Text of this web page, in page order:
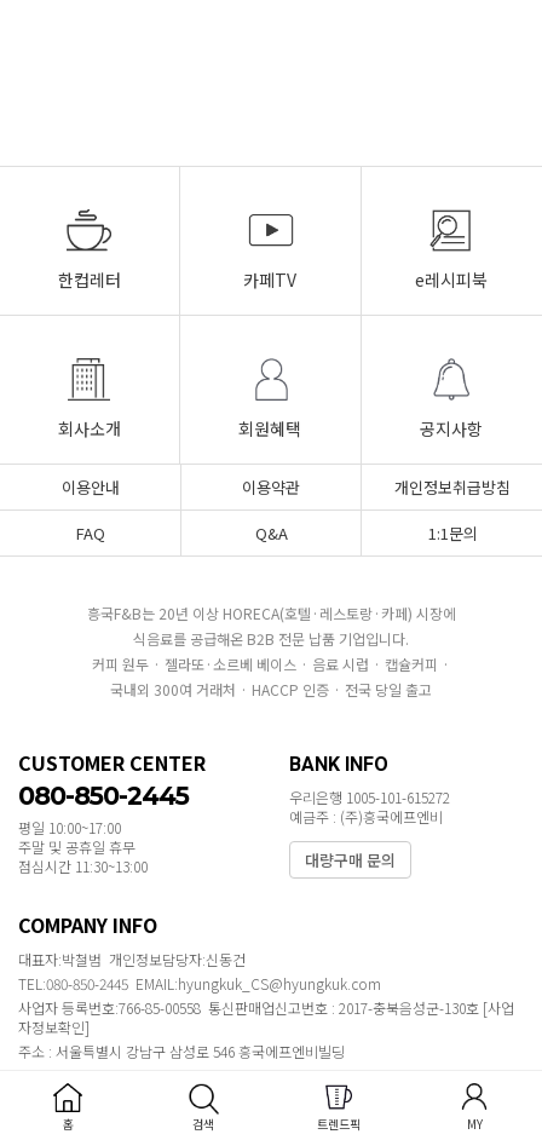
한컵레터 카페TV e레시피북
회사소개 회원혜택 공지사항
이용안내 이용약관
개인정보취급방침
FAQ
Q&A 1:1문의
흥국F&B는 20년 이상 HORECA(호텔·레스토랑·카페) 시장에
식음료를 공급해온 B2B 전문 납품 기업입니다.
커피 원두 · 젤라또·소르베 베이스 · 음료 시럽 · 캡슐커피 ·
국내외 300여 거래처 · HACCP 인증 · 전국 당일 출고
CUSTOMER CENTER
080-850-2445
평일 10:00~17:00
주말 및 공휴일 휴무
점심시간 11:30~13:00
BANK INFO
우리은행 1005-101-615272
예금주 : (주)흥국에프엔비
대량구매 문의
COMPANY INFO
대표자:박철범 개인정보담당자:신동건
TEL:080-850-2445 EMAIL:hyungkuk_CS@hyungkuk.com
사업자 등록번호:766-85-00558 통신판매업신고번호 : 2017-충북음성군-130호 [사업
자정보확인]
주소 : 서울특별시 강남구 삼성로 546 흥국에프엔비빌딩
홈 검색 트렌드픽 MY